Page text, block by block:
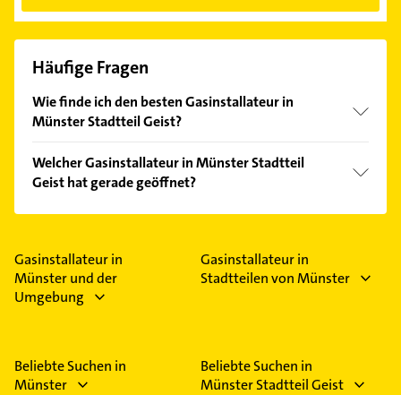
Häufige Fragen
Wie finde ich den besten Gasinstallateur in
Münster Stadtteil Geist?
Kundenmeinungen und profitieren Sie von den
Empfehlungen. Die Suchergebnisse können Sie sich
einfach nachBewertungensortiert anzeigen lassen.
Welcher Gasinstallateur in Münster Stadtteil
Geist hat gerade geöffnet?
Im Anbieter-Bereich finden Sie alleÖffnungszeiten.
Feiertagen abweichen können.
Gasinstallateur in
Münster und der
Umgebung
Gasinstallateur in
Stadtteilen von Münster
Beliebte Suchen in
Münster
Beliebte Suchen in
Münster Stadtteil Geist